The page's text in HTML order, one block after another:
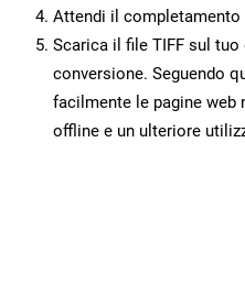
Attendi il completamento
Scarica il file TIFF sul
conversione. Seguendo
facilmente le pagine web
offline e un ulteriore